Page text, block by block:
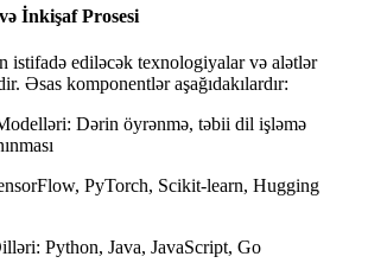
İnkişaf Prosesi
istifadə ediləcək texnologiyalar və alətlər
Əsas komponentlər aşağıdakılardır:
Dərin öyrənmə, təbii dil işləmə
PyTorch, Scikit-learn, Hugging
Python, Java, JavaScript, Go